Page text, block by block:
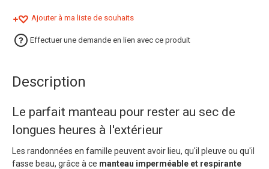
Ajouter à ma liste de souhaits
Effectuer une demande en lien avec ce produit
Description
Le parfait manteau pour rester au sec de
longues heures à l'extérieur
Les randonnées en famille peuvent avoir lieu, qu'il pleuve ou qu'il
fasse beau, grâce à ce manteau imperméable et respirante